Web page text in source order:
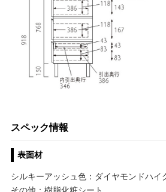
スペック情報
表面材
シルキーアッシュ色：ダイヤモンドハイ